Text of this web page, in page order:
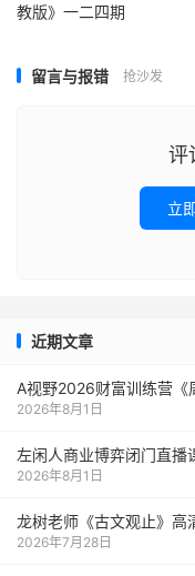
教版》一二四期
留言与报错 抢沙发
评
立
近期文章
A视野2026财富训练营《
2026年8月1日
左闲人商业博弈闭门直播
2026年8月1日
龙树老师《古文观止》高
2026年7月28日